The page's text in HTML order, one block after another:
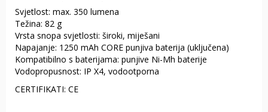
Svjetlost: max. 350 lumena
Težina: 82 g
Vrsta snopa svjetlosti: široki, miješani
Napajanje: 1250 mAh CORE punjiva baterija (uključena)
Kompatibilno s baterijama: punjive Ni-Mh baterije
Vodopropusnost: IP X4, vodootporna
CERTIFIKATI: CE